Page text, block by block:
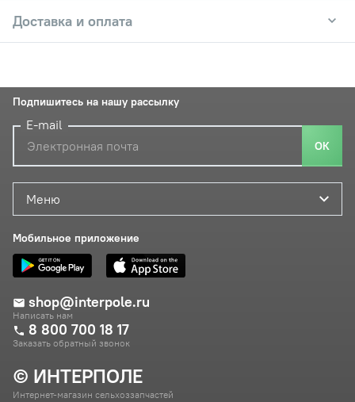
Доставка и оплата
© ИНТЕРПОЛЕ
Интернет-магазин сельхоззапчастей
Меню
Мобильное приложение
shop@interpole.ru
Написать нам
8 800 700 18 17
Заказать обратный звонок
Подпишитесь на нашу рассылку
E-mail
ОК